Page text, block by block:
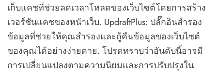
เก็บแคชที่ช่วยลดเวลาโหลดของเว็บไซต์โดยการสร้าง
เวอร์ชันแคชของหน้าเว็บ. UpdraftPlus: ปลั๊กอินสำรอง
ข้อมูลที่ช่วยให้คุณสำรองและกู้คืนข้อมูลของเว็บไซต์
ของคุณได้อย่างง่ายดาย. โปรดทราบว่าอันดับนี้อาจมี
การเปลี่ยนแปลงตามความนิยมและการปรับปรุงใน